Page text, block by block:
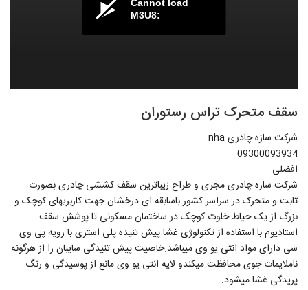
Cannot load
M3U8:
سقف متحرک تراس رستوران
شرکت سازه چادری nha
09300093934
افضلی
شرکت سازه چادری مجری و طراح زیباترین سقف کششی چادری بصورت
ثابت و متحرک در سراسر کشور باسابقه ای درخشان جهت کاربریهای کوچک و
بزرگ از یک حیاط خلوت کوچک در ساختمان مسکونی تا پوشش سقف
استادیوم با استفاده از تکنولوژی غشا پیش تنیده پلی استری با رویه پی وی
سی دارای مواد انتی یو وی میباشد.خاصیت پیش تنیدگی سایبان را از هرگونه
ناملایمات جوی محافظت میکندو لایه انتی یو وی مانع از پوسیدگی و رنگ
پریدگی غشا میشود.